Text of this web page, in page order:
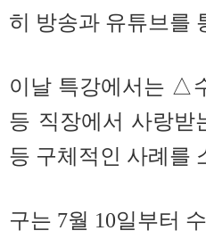
히 방송과 유튜브를
이날 특강에서는 △
등 직장에서 사랑
등 구체적인 사례를
구는 7월 10일부터